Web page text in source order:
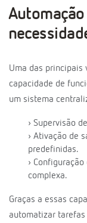
Uma das principais
capacidade de
um sistema
› Supervisão
› Ativação de
predefinidas.
›
complexa.
Graças a essas
automatizar